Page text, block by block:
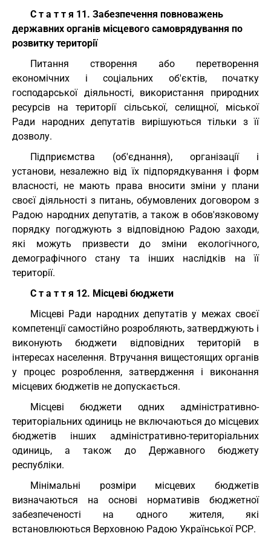
С т а т т я 11. Забезпечення повноважень
державних органів місцевого самоврядування по
розвитку території
Питання створення або перетворення
економічних і соціальних об'єктів, початку
господарської діяльності, використання природних
ресурсів на території сільської, селищної, міської
Ради народних депутатів вирішуються тільки з її
дозволу.
Підприємства (об'єднання), організації і
установи, незалежно від їх підпорядкування і форм
власності, не мають права вносити зміни у плани
своєї діяльності з питань, обумовлених договором з
Радою народних депутатів, а також в обов'язковому
порядку погоджують з відповідною Радою заходи,
які можуть призвести до зміни екологічного,
демографічного стану та інших наслідків на її
території.
С т а т т я 12. Місцеві бюджети
Місцеві Ради народних депутатів у межах своєї
компетенції самостійно розробляють, затверджують і
виконують бюджети відповідних територій в
інтересах населення. Втручання вищестоящих органів
у процес розроблення, затвердження і виконання
місцевих бюджетів не допускається.
Місцеві бюджети одних адміністративно-
територіальних одиниць не включаються до місцевих
бюджетів інших адміністративно-територіальних
одиниць, а також до Державного бюджету
республіки.
Мінімальні розміри місцевих бюджетів
визначаються на основі нормативів бюджетної
забезпеченості на одного жителя, які
встановлюються Верховною Радою Української РСР.